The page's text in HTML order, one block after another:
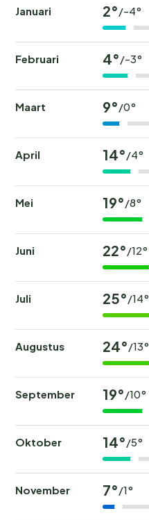
Januari 2°/-4°
Februari 4°/-3°
Maart 9°/0°
April 14°/4°
Mei 19°/8°
Juni 22°/12°
Juli 25°/14°
Augustus 24°/13°
September 19°/10°
Oktober 14°/5°
November 7°/1°